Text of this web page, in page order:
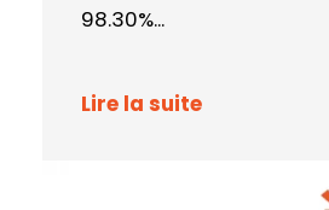
98.30%...
Lire la suite